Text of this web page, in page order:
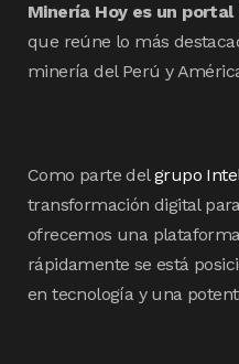
Minería Hoy es un
que reúne lo más
minería del Perú y
Como parte delgrupo
transformación digital
ofrecemos una
rápidamente se está
en tecnología y una